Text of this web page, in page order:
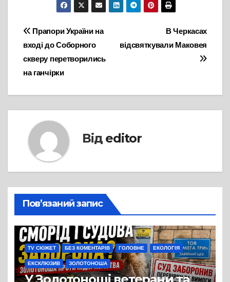
Навігація
записів
В Черкасах
відсвяткували Маковея
Прапори України на
вході до Соборного
скверу перетворились
на ганчірки
Від editor
Пов’язаний запис
TV СЮЖЕТ БЕЗ КОМЕНТАРІВ ГОЛОВНЕ ЕКОЛОГІЯ
ЕКСКЛЮЗИВ ЗОЛОТОНОША